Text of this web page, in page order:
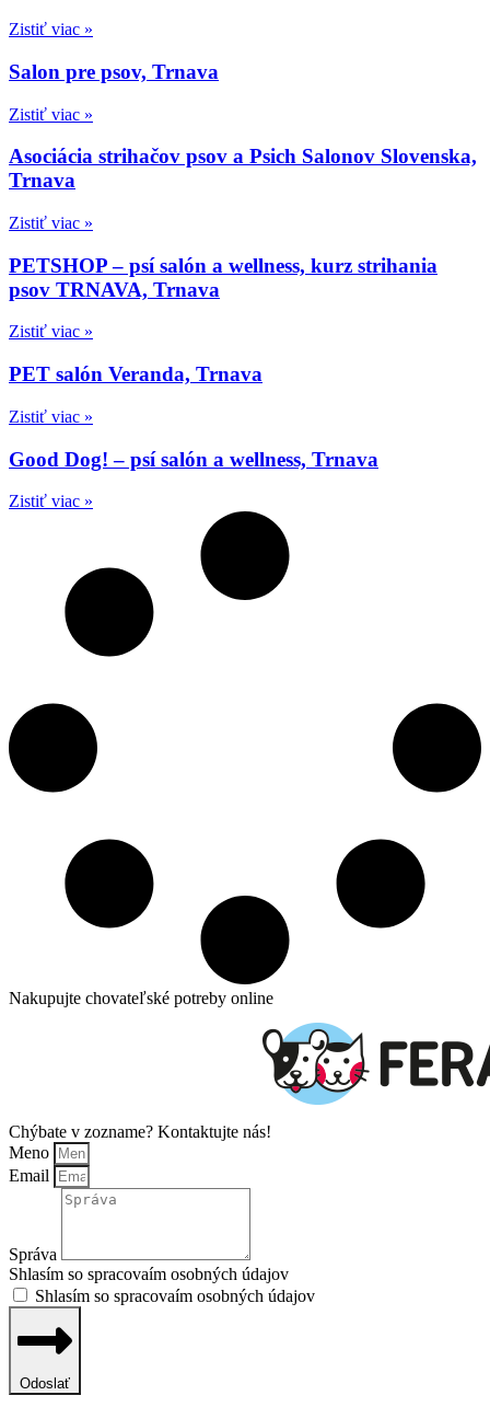
Zistiť viac »
Salon pre psov, Trnava
Zistiť viac »
Asociácia strihačov psov a Psich Salonov Slovenska,
Trnava
Zistiť viac »
PETSHOP – psí salón a wellness, kurz strihania
psov TRNAVA, Trnava
Zistiť viac »
PET salón Veranda, Trnava
Zistiť viac »
Good Dog! – psí salón a wellness, Trnava
Zistiť viac »
Nakupujte chovateľské potreby online
Chýbate v zozname? Kontaktujte nás!
Meno
Email
Správa
Shlasím so spracovaím osobných údajov
Shlasím so spracovaím osobných údajov
Odoslať